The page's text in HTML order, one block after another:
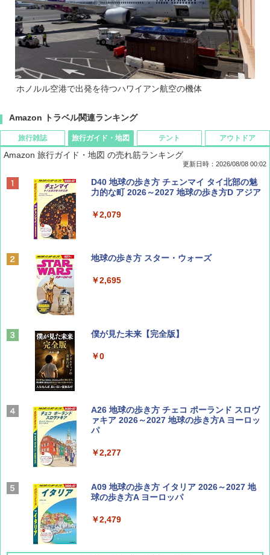
ホノルル空港で出発を待つハワイアン航空の機体
Amazon トラベル関連ランキング
旅行雑誌
BE-PAL(ビ-パル) 2026年 9 月号【特別付録:
SOTO ミニマル"旅"財布 ランダム2種】
￥1,500
ディズニーファン ２０２６年 ９月号 [雑
山と溪谷 2026年8月号「南アルプス大全」
￥1,540
Coyote No.89 特集 星野道夫 夢見る旅
￥1,540
AIRLINE（エアライン）2026年9月号【特
集】ボーイング110周年を祝して！
￥1,760
旅行ガイド・地図
Amazon 旅行ガイド・地図 の売れ筋ランキング
更新日時：2026/08/08 00:02
D40 地球の歩き方 チェンマイ タイ北部の魅
力的な町 2026～2027 地球の歩き方D アジア
￥2,079
地球の歩き方 スター・ウォーズ
￥2,695
僕が見た未来【完全版】
￥0
A26 地球の歩き方 チェコ ポーランド スロヴ
ァキア 2026～2027 地球の歩き方A ヨーロッ
パ
￥2,277
A09 地球の歩き方 イタリア 2026～2027 地
球の歩き方A ヨーロッパ
￥2,479
テント アウトドア